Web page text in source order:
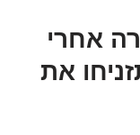
אחרי
את